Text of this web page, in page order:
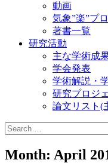
動画
気象”楽”プ
著書一覧
研究活動
主な学術成
学会発表
学術解説・
研究プロジ
論文リスト(
Search
for:
Month: April